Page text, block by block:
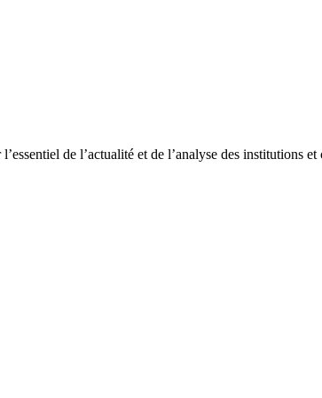
de l’actualité et de l’analyse des institutions